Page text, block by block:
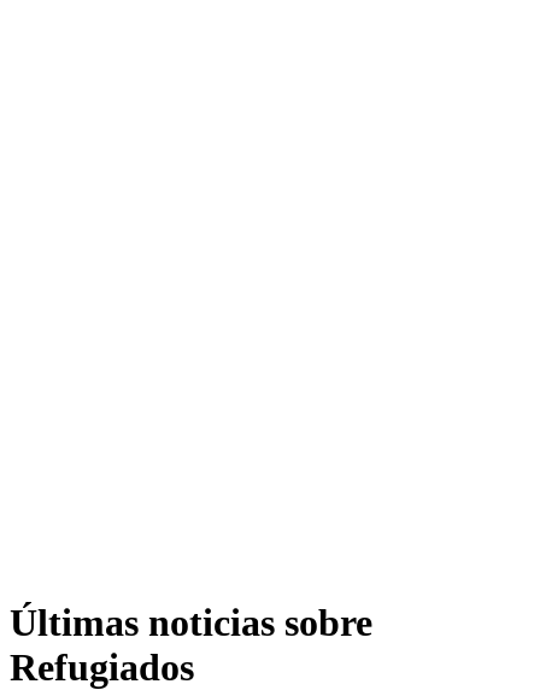
Últimas noticias sobre
Refugiados